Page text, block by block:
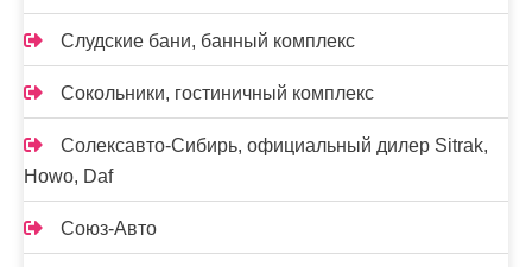
Слудские бани, банный комплекс
Сокольники, гостиничный комплекс
Солексавто-Сибирь, официальный дилер Sitrak,
Howo, Daf
Союз-Авто